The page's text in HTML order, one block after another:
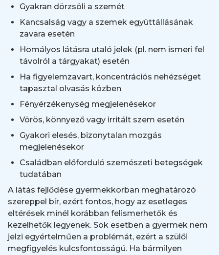
Gyakran dörzsöli a szemét
Kancsalság vagy a szemek együttállásának
zavara esetén
Homályos látásra utaló jelek (pl. nem ismeri fel
távolról a tárgyakat) esetén
Ha figyelemzavart, koncentrációs nehézséget
tapasztal olvasás közben
Fényérzékenység megjelenésekor
Vörös, könnyező vagy irritált szem esetén
Gyakori elesés, bizonytalan mozgás
megjelenésekor
Családban előforduló szemészeti betegségek
tudatában
A látás fejlődése gyermekkorban meghatározó
szereppel bír, ezért fontos, hogy az esetleges
eltérések minél korábban felismerhetők és
kezelhetők legyenek. Sok esetben a gyermek nem
jelzi egyértelműen a problémát, ezért a szülői
megfigyelés kulcsfontosságú. Ha bármilyen